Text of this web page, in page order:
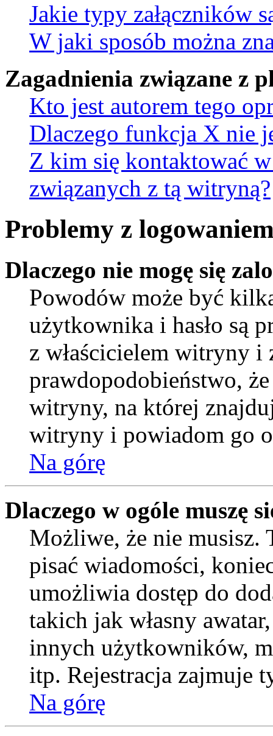
Jakie typy załączników
W jaki sposób można
Zagadnienia związane z
Kto jest autorem tego
Dlaczego funkcja X nie
Z kim się kontaktować
związanych z tą witryną?
Problemy z
Dlaczego nie mogę się
Powodów może być
użytkownika i hasło są
z właścicielem witryny i
prawdopodobieństwo,
witryny, na której
witryny i powiadom go
Na górę
Dlaczego w ogóle muszę
Możliwe, że nie musisz.
pisać wiadomości,
umożliwia dostęp do
takich jak własny
innych użytkowników,
itp. Rejestracja zajmuje
Na górę